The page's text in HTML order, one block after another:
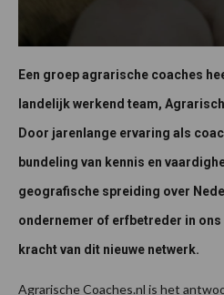
Een groep agrarische coaches
landelijk werkend team,
Door jarenlange ervaring als
bundeling van kennis en
geografische spreiding over
ondernemer of erfbetreder in
kracht van dit nieuwe netwerk.
Agrarische Coaches.nl is het